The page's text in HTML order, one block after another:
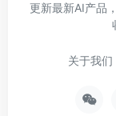
更新最新AI产品
关于我们